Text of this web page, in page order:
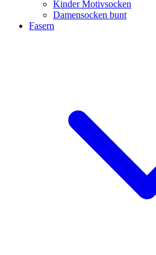
Kinder Motivsocken
Damensocken bunt
Fasern